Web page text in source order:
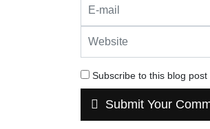
Subscribe to this blog
Submit Your